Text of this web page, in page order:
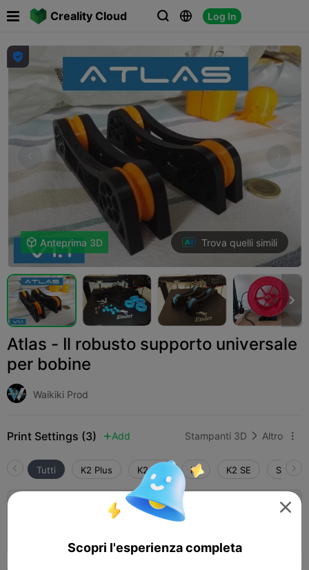
Creality Cloud   Log In
 

 Anteprima 3D Trova quelli simili

Atlas - Il robusto supporto universale
per bobine
Waikiki Prod
Print Settings (3)  Add Stampanti 3D  Altro 
Tutti K2 Plus K2 Pro K2 K2 SE
Strato 0,2 mm, 2 pareti, riempimento 15%
4.0

Scopri l'esperienza completa